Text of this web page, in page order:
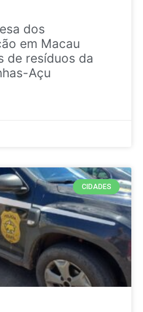
dos
em Macau
de resíduos da
Açu
CIDADES